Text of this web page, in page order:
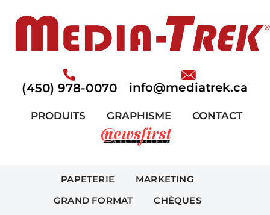
au
(450) 978-0070 info@mediatrek.ca
PRODUITS GRAPHISME CONTACT
PAPETERIE
MARKETING
GRAND FORMAT
CHÈQUES